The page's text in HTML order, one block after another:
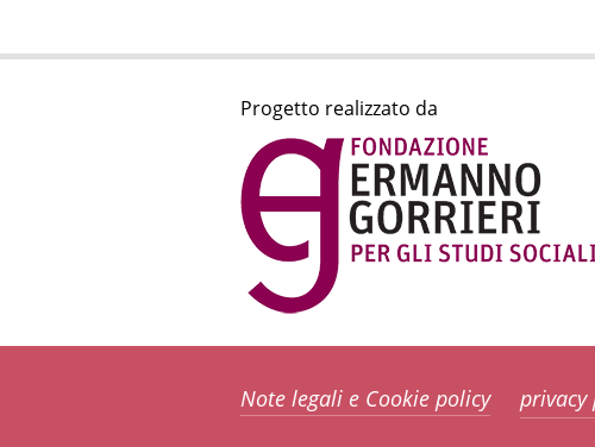
Progetto realizzato da
Note legali e Cookie policy privacy